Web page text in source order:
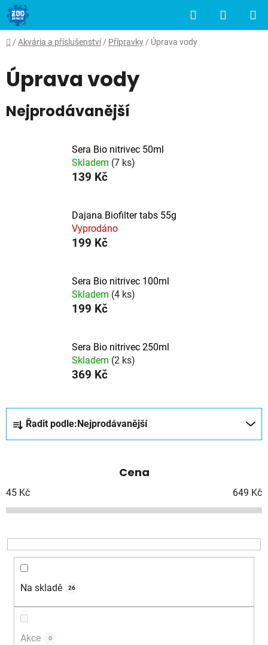
Přejít
na
obsah
Hledat
KOŠÍK
Domů
/ Akvária a příslušenství / Přípravky / Úprava vody
Úprava vody
Nejprodávanější
Sera Bio nitrivec 50ml
Skladem (7 ks)
139 Kč
Dajana Biofilter tabs 55g
Vyprodáno
199 Kč
Sera Bio nitrivec 100ml
Skladem (4 ks)
199 Kč
Sera Bio nitrivec 250ml
Skladem (2 ks)
369 Kč
Ř
a
z
í
p
o
d
Řadit podle: Nejprodávanější
Cena
45 Kč 649 Kč
Na skladě 26
Akce 0